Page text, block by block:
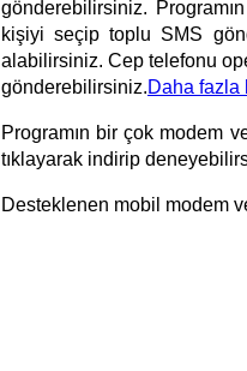
gönderebilirsiniz.
kişiyi seçip toplu SMS
alabilirsiniz. Cep telefonu
gönderebilirsiniz.Daha fazla
Programın bir çok modem
tıklayarak indirip
Desteklenen mobil modem